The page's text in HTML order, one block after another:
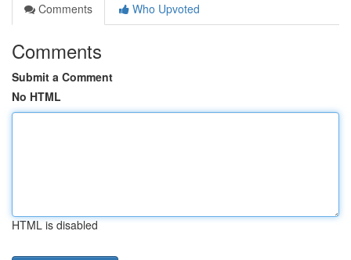
Comments
Who Upvoted
Comments
Submit a Comment
No HTML
HTML is disabled